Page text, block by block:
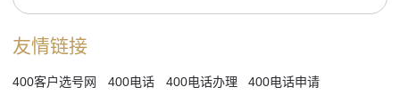
友情链接
400客户选号网 400电话 400电话办理 400电话申请